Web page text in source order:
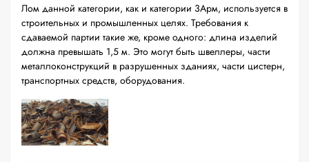
Лом данной категории, как и категории 3Арм, используется в
строительных и промышленных целях. Требования к
сдаваемой партии такие же, кроме одного: длина изделий
должна превышать 1,5 м. Это могут быть швеллеры, части
металлоконструкций в разрушенных зданиях, части цистерн,
транспортных средств, оборудования.